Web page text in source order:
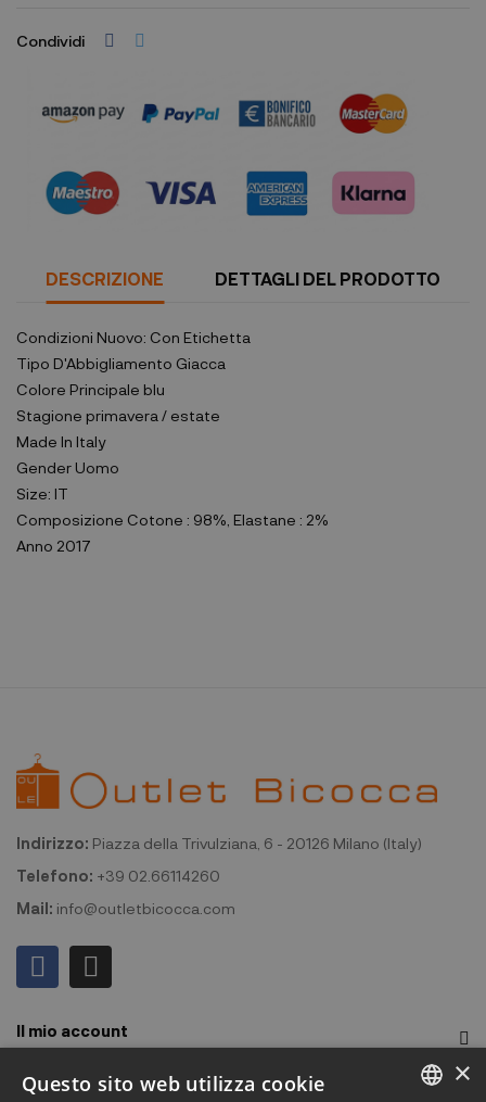
Condividi
DESCRIZIONE DETTAGLI DEL PRODOTTO
Condizioni Nuovo: Con Etichetta
Tipo D'Abbigliamento Giacca
Colore Principale blu
Stagione primavera / estate
Made In Italy
Gender Uomo
Size: IT
Composizione Cotone : 98%, Elastane : 2%
Anno 2017
Indirizzo: Piazza della Trivulziana, 6 - 20126 Milano (Italy)
Telefono: +39 02.66114260
Mail: info@outletbicocca.com
Il mio account
Outlet Bicocca ×
Questo sito web utilizza cookie